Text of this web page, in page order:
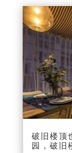
破旧楼顶
园，破旧